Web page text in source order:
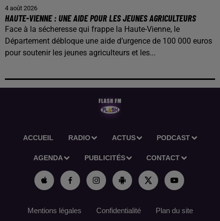
4 août 2026
HAUTE-VIENNE : UNE AIDE POUR LES JEUNES AGRICULTEURS
Face à la sécheresse qui frappe la Haute-Vienne, le
Département débloque une aide d’urgence de 100 000 euros
pour soutenir les jeunes agriculteurs et les...
ACCUEIL RADIO ACTUS PODCAST
AGENDA PUBLICITÉS CONTACT
Mentions légales Confidentialité Plan du site